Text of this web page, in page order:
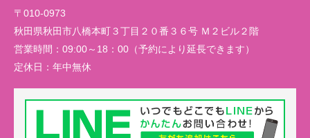
〒010-0973
秋田県秋田市八橋本町３丁目２０番３６号 Ｍ２ビル２階
営業時間： 09:00～18：00（予約により延長できます）
定休日： 年中無休